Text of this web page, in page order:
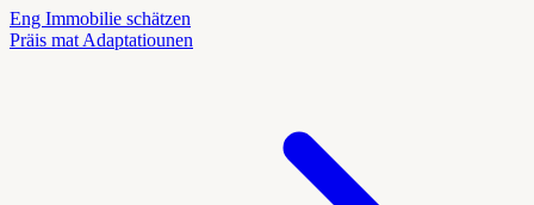
Eng Immobilie schätzen
Präis mat Adaptatiounen